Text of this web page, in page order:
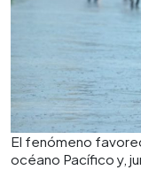
El fenómeno
océano Pacífico y,